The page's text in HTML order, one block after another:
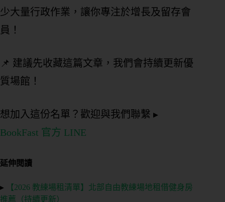
少大量行政作業，讓你專注於增長及留存會
員！
📌 建議先收藏這篇文章，我們會持續更新優
質場館！
想加入這份名單？歡迎與我們聯繫 ▸
BookFast 官方 LINE
延伸閱讀
▸
【2026 教練場租清單】北部自由教練場地租借健身房
推薦（持續更新）